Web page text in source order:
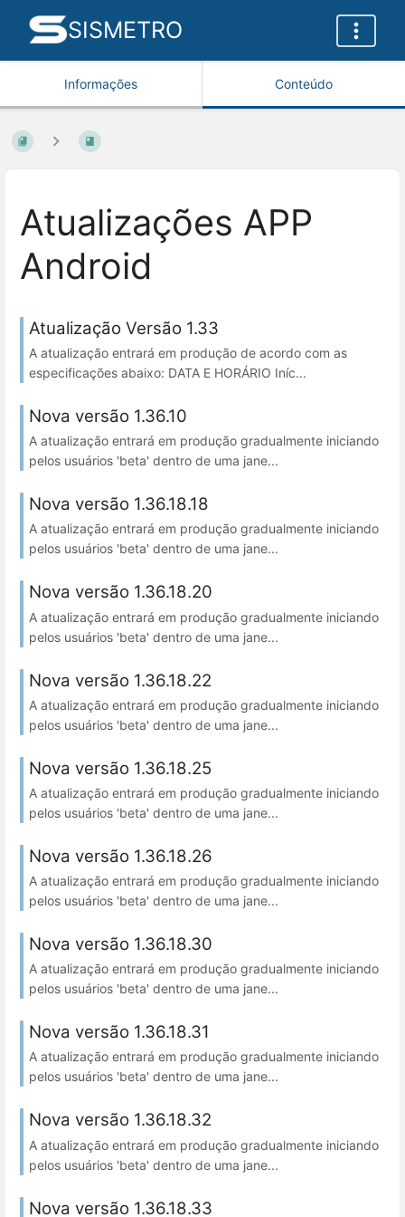
SISMETRO
Informações Conteúdo
Atualizações APP
Android
Atualização Versão 1.33
A atualização entrará em produção de acordo com as
especificações abaixo: DATA E HORÁRIO Iníc...
Nova versão 1.36.10
A atualização entrará em produção gradualmente iniciando
pelos usuários 'beta' dentro de uma jane...
Nova versão 1.36.18.18
A atualização entrará em produção gradualmente iniciando
pelos usuários 'beta' dentro de uma jane...
Nova versão 1.36.18.20
A atualização entrará em produção gradualmente iniciando
pelos usuários 'beta' dentro de uma jane...
Nova versão 1.36.18.22
A atualização entrará em produção gradualmente iniciando
pelos usuários 'beta' dentro de uma jane...
Nova versão 1.36.18.25
A atualização entrará em produção gradualmente iniciando
pelos usuários 'beta' dentro de uma jane...
Nova versão 1.36.18.26
A atualização entrará em produção gradualmente iniciando
pelos usuários 'beta' dentro de uma jane...
Nova versão 1.36.18.30
A atualização entrará em produção gradualmente iniciando
pelos usuários 'beta' dentro de uma jane...
Nova versão 1.36.18.31
A atualização entrará em produção gradualmente iniciando
pelos usuários 'beta' dentro de uma jane...
Nova versão 1.36.18.32
A atualização entrará em produção gradualmente iniciando
pelos usuários 'beta' dentro de uma jane...
Nova versão 1.36.18.33